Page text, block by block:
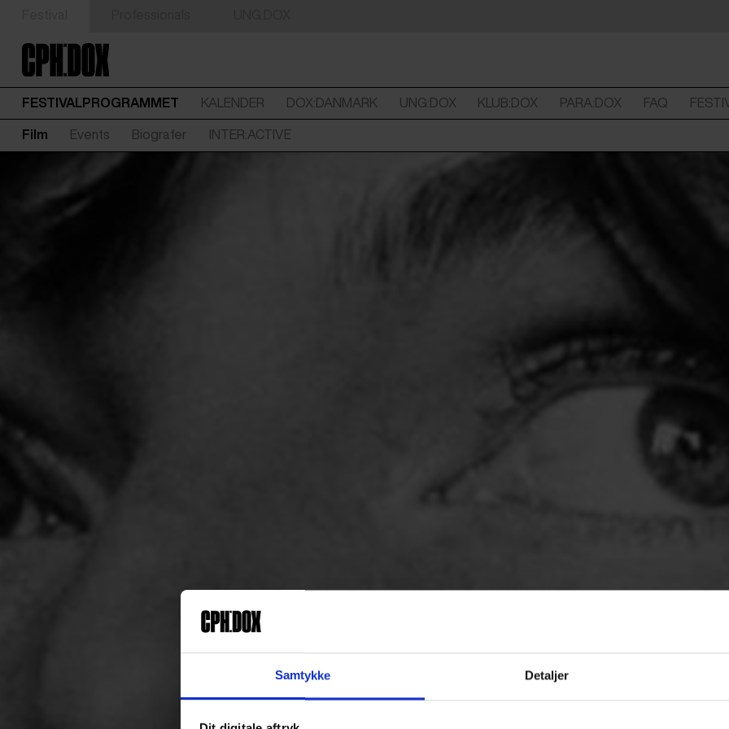
Samtykke Detaljer
FESTIVALPROGRAMMET KALENDER DOX:DANMARK UNG:DOX KLUB:DOX PARA:DOX FAQ
Film Events Biografer INTER:ACTIVE